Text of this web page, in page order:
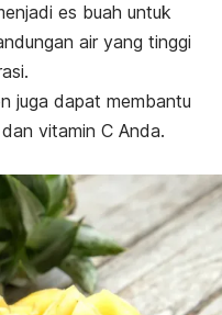
es buah untuk
air yang tinggi
juga dapat membantu
vitamin C Anda.